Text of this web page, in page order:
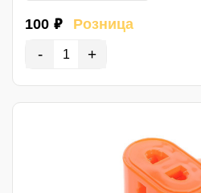
100 ₽ Розница
- +